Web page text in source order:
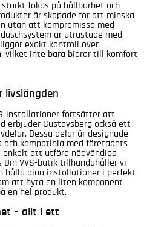
fokus på hållbarhet och
är skapade för att minska
utan att kompromissa med
är utrustade med
exakt kontroll över
vilket inte bara bidrar till komfort
livslängden
installationer fortsätter att
erbjuder Gustavsberg också ett
Dessa delar är designade
kompatibla med företagets
enkelt att utföra nödvändiga
Din VVS-butik tillhandahåller vi
hålla dina installationer i perfekt
att byta en liten komponent
en hel produkt.
– allt i ett